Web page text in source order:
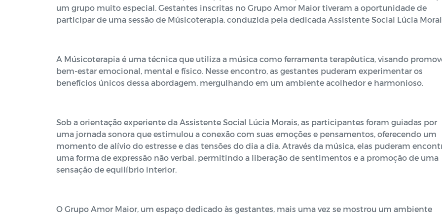
um grupo muito especial. Gestantes inscritas no Grupo Amor Maior tiveram a oportunidade de
participar de uma sessão de Músicoterapia, conduzida pela dedicada Assistente Social Lúcia
A Músicoterapia é uma técnica que utiliza a música como ferramenta terapêutica, visando
bem-estar emocional, mental e físico. Nesse encontro, as gestantes puderam experimentar os
benefícios únicos dessa abordagem, mergulhando em um ambiente acolhedor e harmonioso.
Sob a orientação experiente da Assistente Social Lúcia Morais, as participantes foram guiadas por
uma jornada sonora que estimulou a conexão com suas emoções e pensamentos, oferecendo um
momento de alívio do estresse e das tensões do dia a dia. Através da música, elas puderam
uma forma de expressão não verbal, permitindo a liberação de sentimentos e a promoção de uma
sensação de equilíbrio interior.
O Grupo Amor Maior, um espaço dedicado às gestantes, mais uma vez se mostrou um ambiente